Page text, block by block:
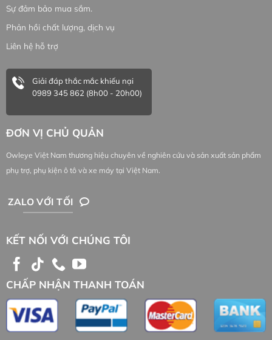
Sự đảm bảo mua sắm.
Phản hồi chất lượng, dịch vụ
Liên hệ hỗ trợ
Giải đáp thắc mắc khiếu nại
0989 345 862 (8h00 - 20h00)
ĐƠN VỊ CHỦ QUẢN
Owleye Việt Nam thương hiệu chuyên về nghiên cứu và sản xuất sản phẩm
phụ trợ, phụ kiện ô tô và xe máy tại Việt Nam.
ZALO VỚI TỐI
KẾT NỐI VỚI CHÚNG TÔI
CHẤP NHẬN THANH TOÁN